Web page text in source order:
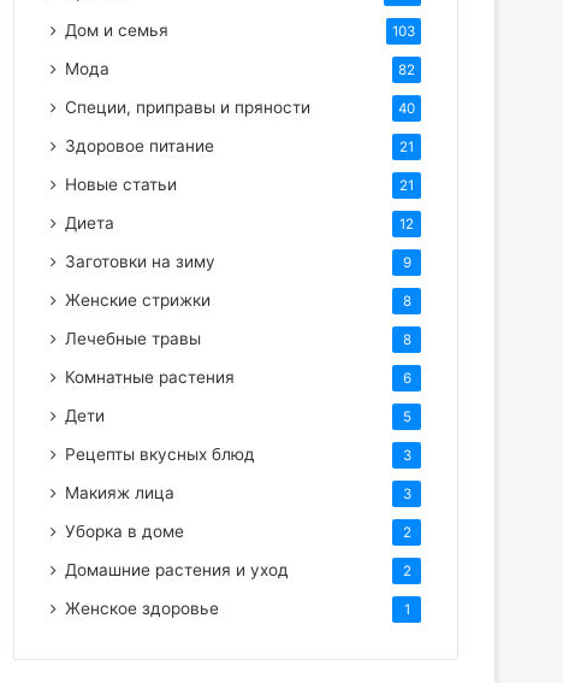
Дом и семья 103
Мода 82
Специи, приправы и пряности 40
Здоровое питание 21
Новые статьи 21
Диета 12
Заготовки на зиму 9
Женские стрижки 8
Лечебные травы 8
Комнатные растения 6
Дети 5
Рецепты вкусных блюд 3
Макияж лица 3
Уборка в доме 2
Домашние растения и уход 2
Женское здоровье 1